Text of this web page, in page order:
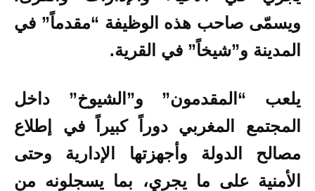
ويسمّى صاحب هذه الوظيفة “مقدماً” في
المدينة و”شيخاً” في القرية.
يلعب “المقدمون” و”الشيوخ” داخل
المجتمع المغربي دوراً كبيراً في إطلاع
مصالح الدولة وأجهزتها الإدارية وحتى
الأمنية على ما يجري، بما يسجلونه من